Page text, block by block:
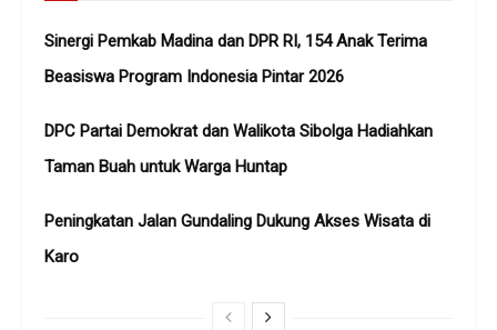
Sinergi Pemkab Madina dan DPR RI, 154 Anak Terima
Beasiswa Program Indonesia Pintar 2026
DPC Partai Demokrat dan Walikota Sibolga Hadiahkan
Taman Buah untuk Warga Huntap
Peningkatan Jalan Gundaling Dukung Akses Wisata di
Karo